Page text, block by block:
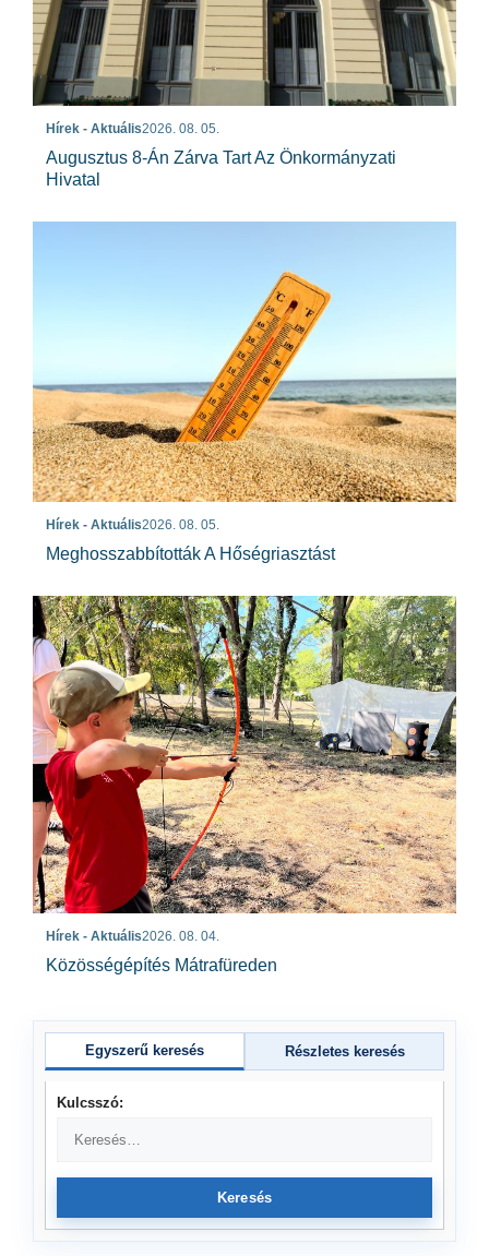
Hírek - Aktuális2026. 08. 05.
Augusztus 8-Án Zárva Tart Az Önkormányzati
Hivatal
Hírek - Aktuális2026. 08. 05.
Meghosszabbították A Hőségriasztást
Hírek - Aktuális2026. 08. 04.
Közösségépítés Mátrafüreden
Egyszerű keresés Részletes keresés
Kulcsszó:
Keresés